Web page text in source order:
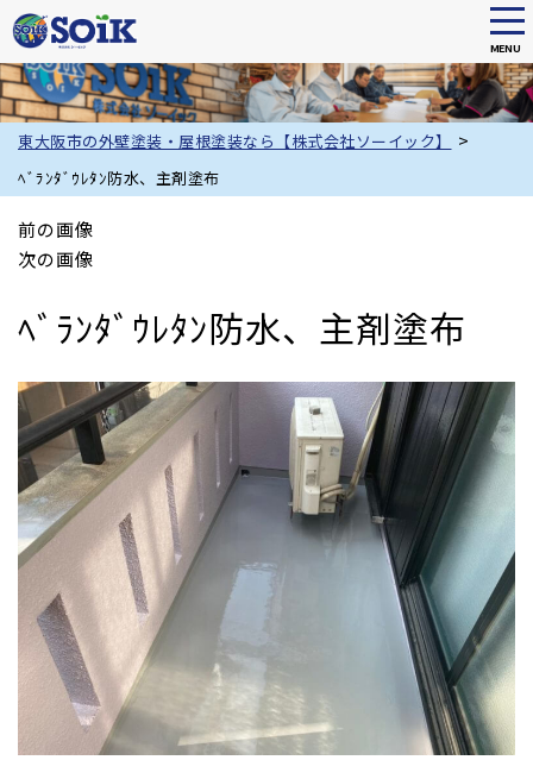
Skip
to
main
content
MENU
東大阪市の外壁塗装・屋根塗装なら【株式会社ソーイック】 >
ﾍﾞﾗﾝﾀﾞｳﾚﾀﾝ防水、主剤塗布
前の画像
次の画像
ﾍﾞﾗﾝﾀﾞｳﾚﾀﾝ防水、主剤塗布